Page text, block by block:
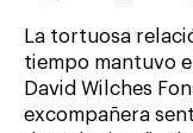
La tortuosa
tiempo mantuvo
David Wilches
excompañera